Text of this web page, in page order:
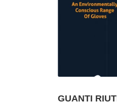
GUANTI